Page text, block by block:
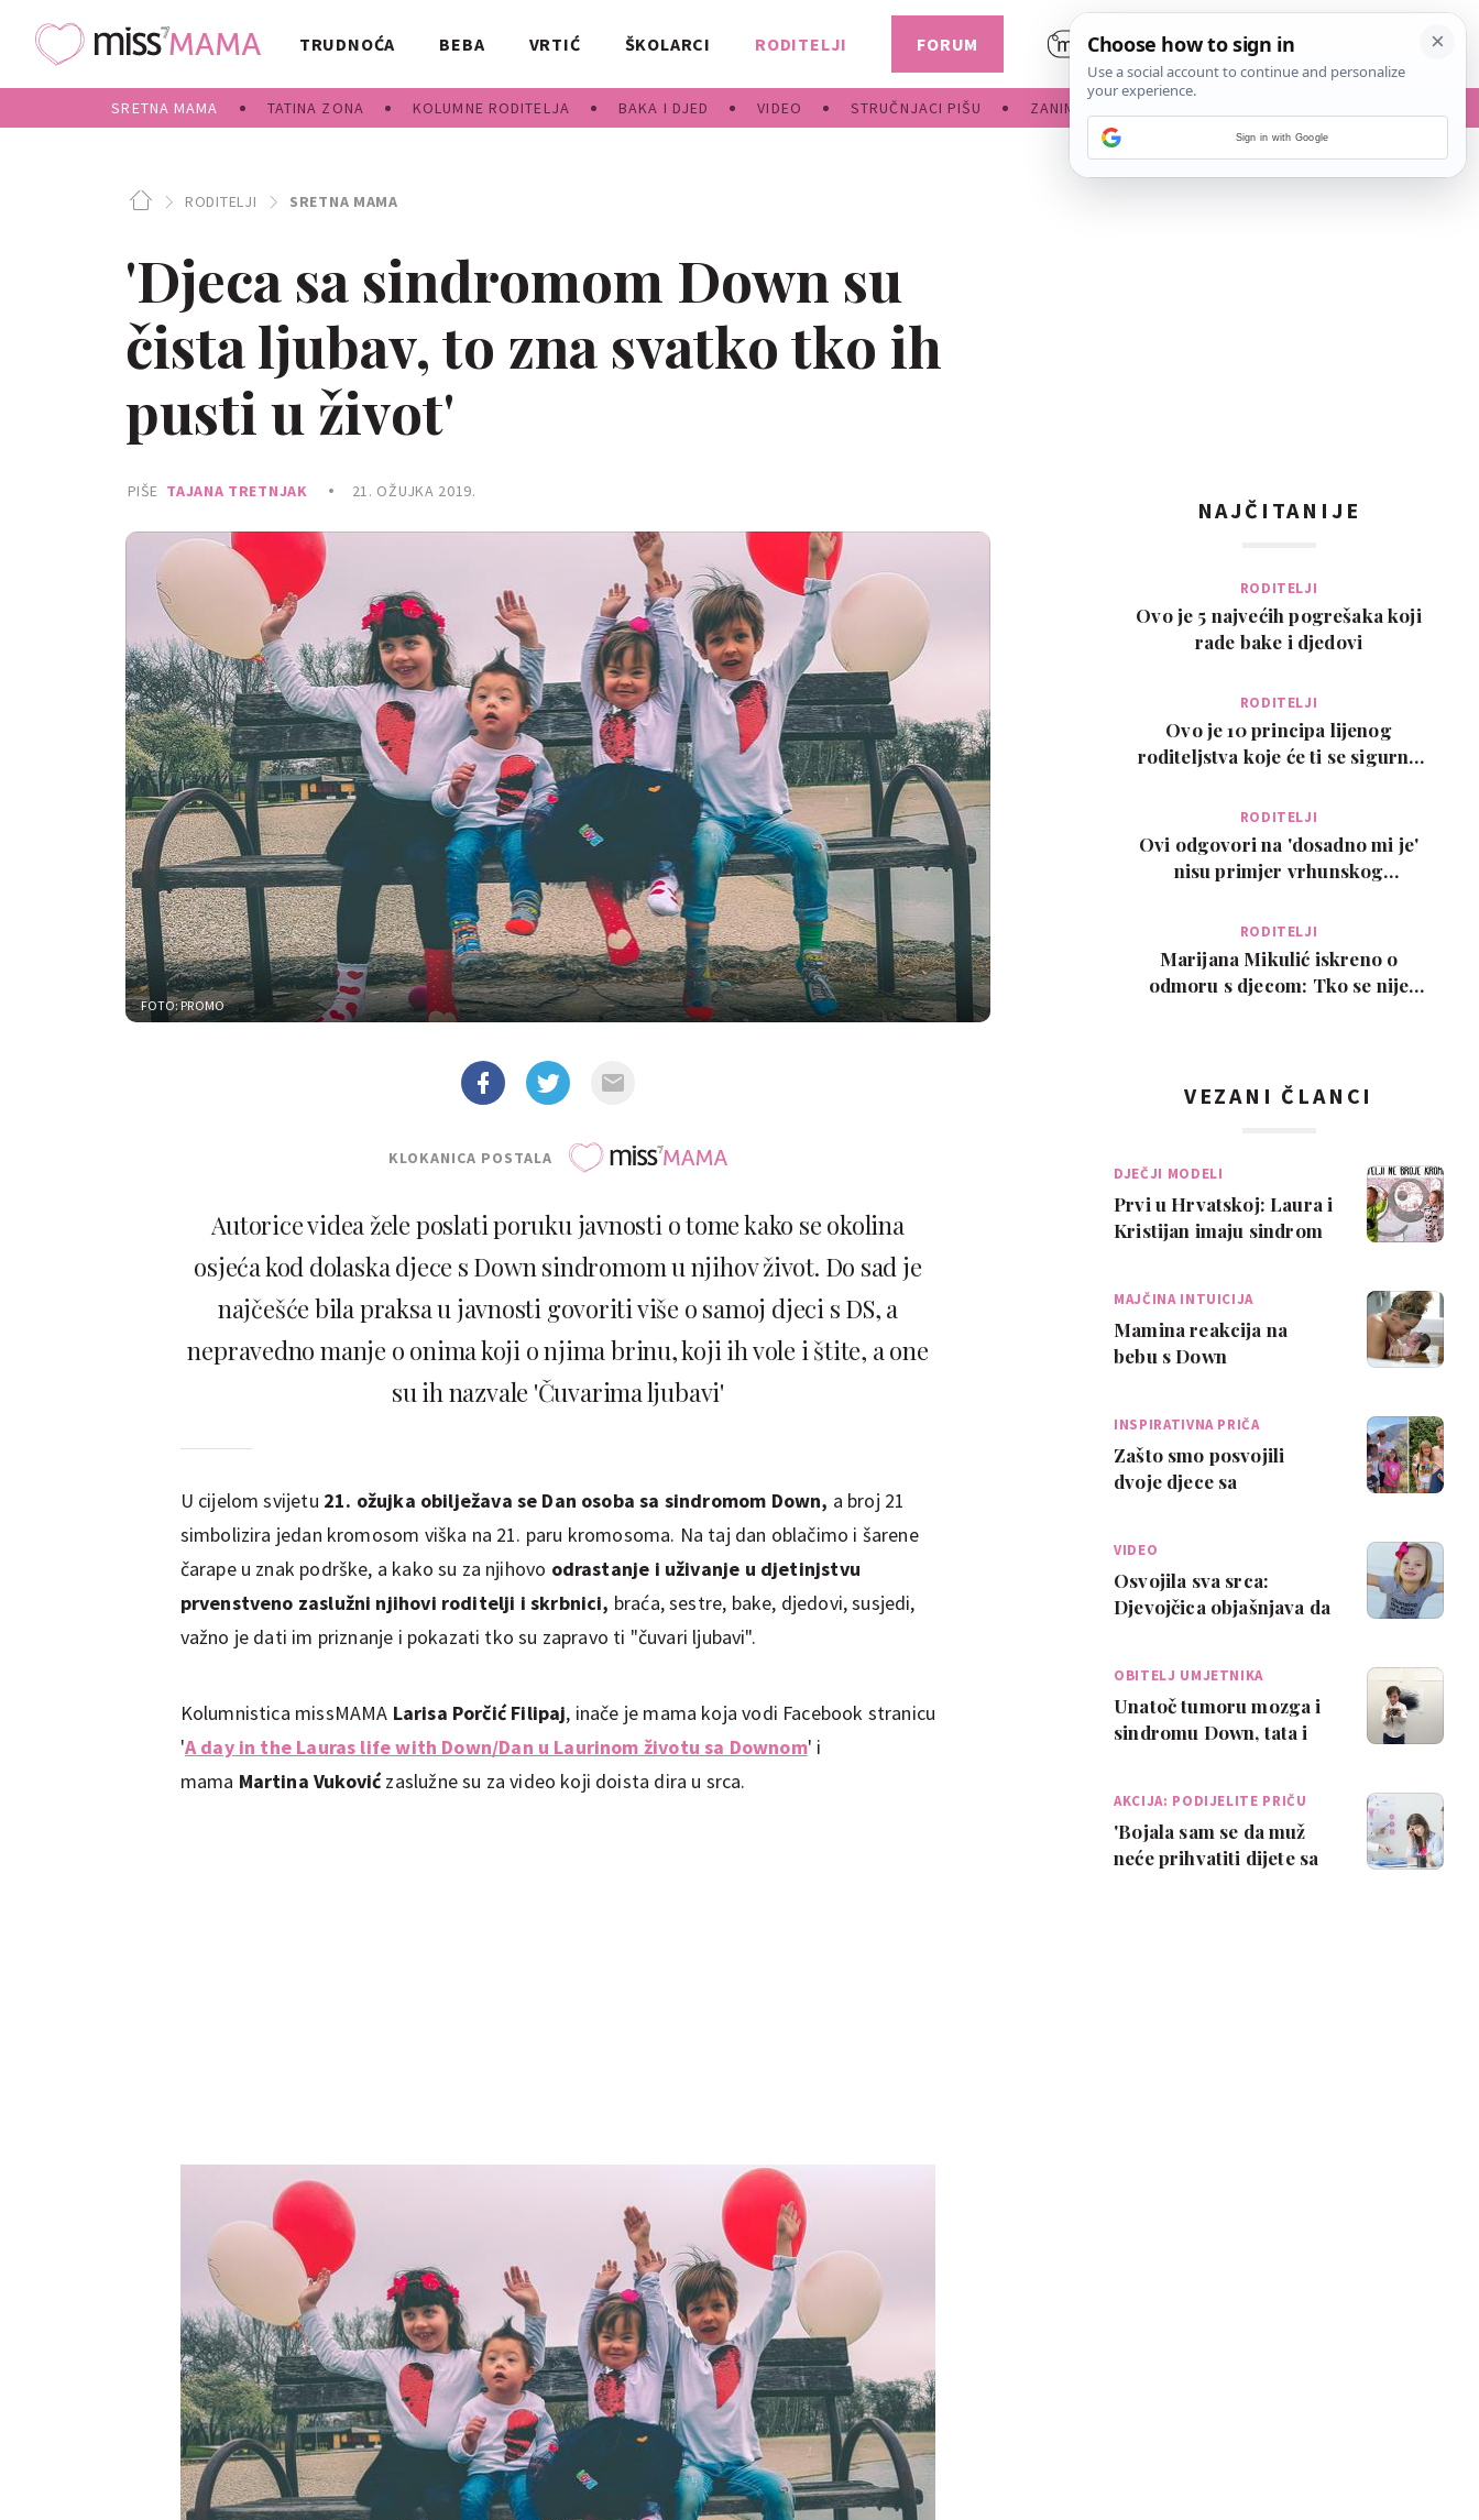
TRUDNOĆA BEBA VRTIĆ ŠKOLARCI RODITELJI
SRETNA MAMA TATINA ZONA KOLUMNE RODITELJA BAKA I DJED VIDEO STRUČNJACI PIŠU ZANIMLJIVOSTI
FORUM
RODITELJI SRETNA MAMA
'Djeca sa sindromom Down su
čista ljubav, to zna svatko tko ih
pusti u život'
PIŠE TAJANA TRETNJAK 21. OŽUJKA 2019.
FOTO: PROMO
KLOKANICA POSTALA
Autorice videa žele poslati poruku javnosti o tome kako se okolina
osjeća kod dolaska djece s Down sindromom u njihov život. Do sad je
najčešće bila praksa u javnosti govoriti više o samoj djeci s DS, a
nepravedno manje o onima koji o njima brinu, koji ih vole i štite, a one
su ih nazvale 'Čuvarima ljubavi'
U cijelom svijetu 21. ožujka obilježava se Dan osoba sa sindromom Down, a broj 21
simbolizira jedan kromosom viška na 21. paru kromosoma. Na taj dan oblačimo i šarene
čarape u znak podrške, a kako su za njihovo odrastanje i uživanje u djetinjstvu
prvenstveno zaslužni njihovi roditelji i skrbnici, braća, sestre, bake, djedovi, susjedi,
važno je dati im priznanje i pokazati tko su zapravo ti "čuvari ljubavi".
Kolumnistica missMAMA Larisa Porčić Filipaj, inače je mama koja vodi Facebook stranicu
'A day in the Lauras life with Down/Dan u Laurinom životu sa Downom' i
mama Martina Vukovićzaslužne su za video koji doista dira u srca.
NAJČITANIJE
RODITELJI
Ovo je 5 najvećih pogrešaka koji
rade bake i djedovi
RODITELJI
Ovo je 10 principa lijenog
roditeljstva koje će ti se sigurno
RODITELJI
Ovi odgovori na 'dosadno mi je'
nisu primjer vrhunskog
RODITELJI
Marijana Mikulić iskreno o
odmoru s djecom: Tko se nije
VEZANI ČLANCI
DJEČJI MODELI
Prvi u Hrvatskoj: Laura i
Kristijan imaju sindrom
MAJČINA INTUICIJA
Mamina reakcija na
bebu s Down
INSPIRATIVNA PRIČA
Zašto smo posvojili
dvoje djece sa
VIDEO
Osvojila sva srca:
Djevojčica objašnjava da
OBITELJ UMJETNIKA
Unatoč tumoru mozga i
sindromu Down, tata i
AKCIJA: PODIJELITE PRIČU
'Bojala sam se da muž
neće prihvatiti dijete sa
Sign in with Google